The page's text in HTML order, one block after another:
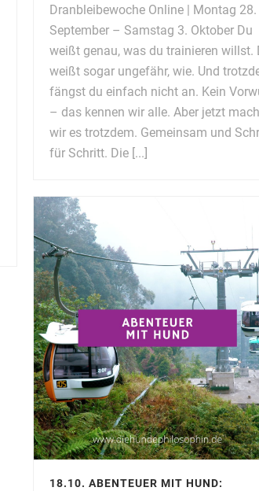
Dranbleibewoche Online | Montag 28.
September – Samstag 3. Oktober Du
weißt genau, was du trainieren willst.
weißt sogar ungefähr, wie. Und
fängst du einfach nicht an. Kein
– das kennen wir alle. Aber jetzt
wir es trotzdem. Gemeinsam und
für Schritt. Die [...]
18.10. ABENTEUER MIT HUND: